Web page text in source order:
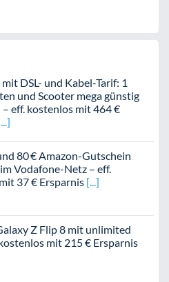
DSL- und Kabel-Tarif: 1
und Scooter mega günstig
eff. kostenlos mit 464 €
80 € Amazon-Gutschein
Vodafone-Netz – eff.
37 € Ersparnis
Z Flip 8 mit unlimited
mit 215 € Ersparnis